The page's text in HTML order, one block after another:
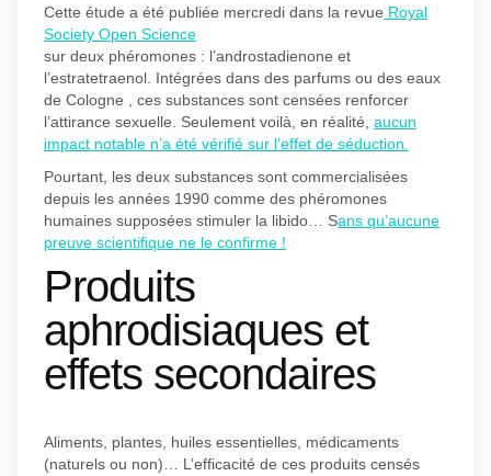
Cette étude a été publiée mercredi dans la revue Royal
Society Open Science
sur deux phéromones : l’androstadienone et
l’estratetraenol. Intégrées dans des parfums ou des eaux
de Cologne , ces substances sont censées renforcer
l’attirance sexuelle. Seulement voilà, en réalité, aucun
impact notable n’a été vérifié sur l’effet de séduction.
Pourtant, les deux substances sont commercialisées
depuis les années 1990 comme des phéromones
humaines supposées stimuler la libido… Sans qu’aucune
preuve scientifique ne le confirme !
Produits
aphrodisiaques et
effets secondaires
Aliments, plantes, huiles essentielles, médicaments
(naturels ou non)… L’efficacité de ces produits censés